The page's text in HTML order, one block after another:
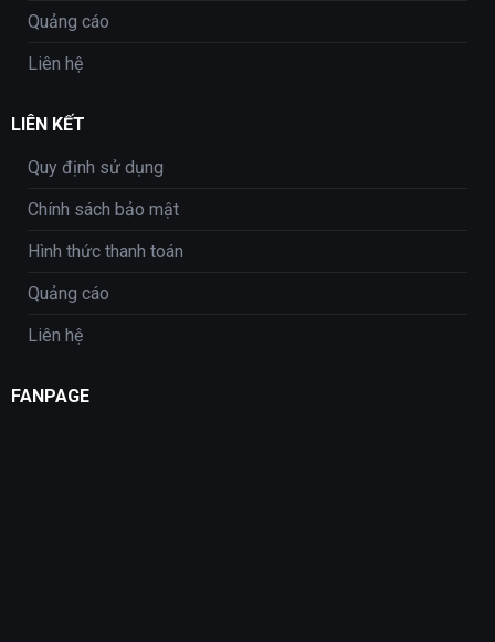
Quảng cáo
Liên hệ
LIÊN KẾT
Quy định sử dụng
Chính sách bảo mật
Hình thức thanh toán
Quảng cáo
Liên hệ
FANPAGE